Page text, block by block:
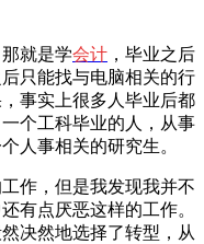
就是学会计 ，毕业之后
只能找与电脑相关的行
事实上很多人毕业后都
个工科毕业的人，从事
人事相关的研究生。
作，但是我发现我并不
有点厌恶这样的工作。
决然地选择了转型，从